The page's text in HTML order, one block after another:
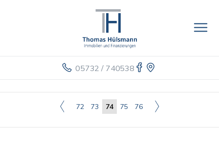
05732 / 740538
72 73 74 75 76